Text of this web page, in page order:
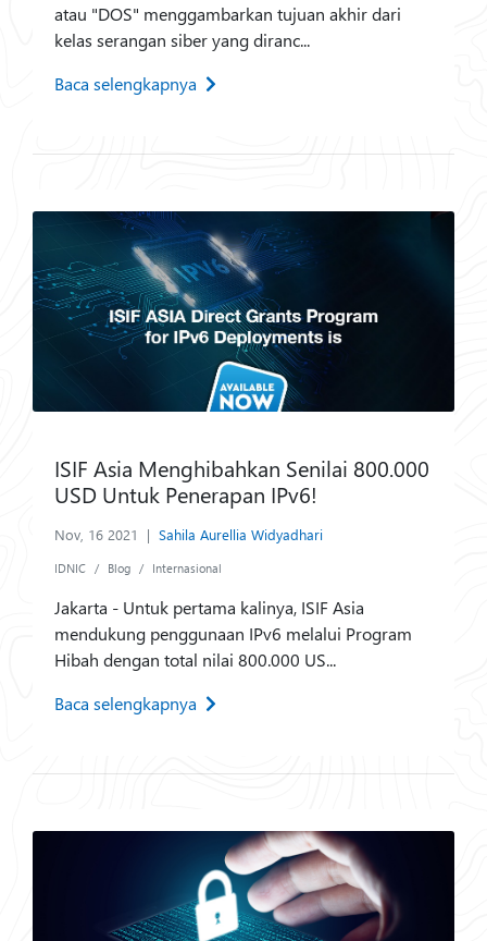
atau "DOS" menggambarkan tujuan akhir dari
kelas serangan siber yang diranc...
Baca selengkapnya
ISIF Asia Menghibahkan Senilai 800.000
USD Untuk Penerapan IPv6!
Nov, 16 2021 | Sahila Aurellia Widyadhari
IDNIC Blog Internasional
Jakarta - Untuk pertama kalinya, ISIF Asia
mendukung penggunaan IPv6 melalui Program
Hibah dengan total nilai 800.000 US...
Baca selengkapnya